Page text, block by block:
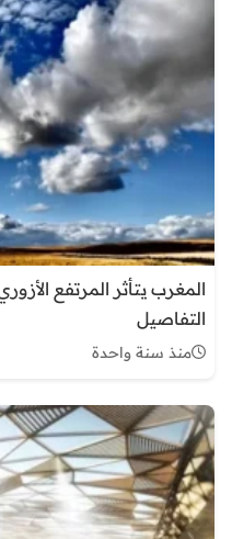
المغرب يتأثر المرتفع
التفاصيل
منذ سنة واحدة